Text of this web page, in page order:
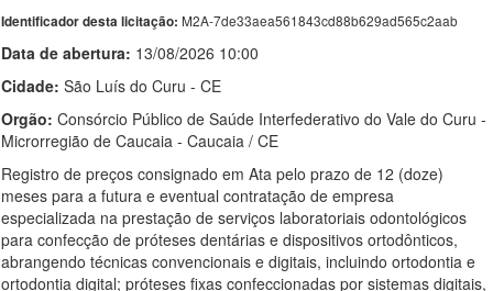
Identificador desta licitação: M2A-7de33aea561843cd88b629ad565c2aab
Data de abertura: 13/08/2026 10:00
Cidade: São Luís do Curu - CE
Orgão: Consórcio Público de Saúde Interfederativo do Vale do Curu -
Microrregião de Caucaia - Caucaia / CE
Registro de preços consignado em Ata pelo prazo de 12 (doze)
meses para a futura e eventual contratação de empresa
especializada na prestação de serviços laboratoriais odontológicos
para confecção de próteses dentárias e dispositivos ortodônticos,
abrangendo técnicas convencionais e digitais, incluindo ortodontia e
ortodontia digital; próteses fixas confeccionadas por sistemas digitais,